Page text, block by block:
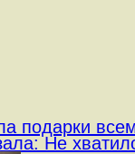
подарки
Не